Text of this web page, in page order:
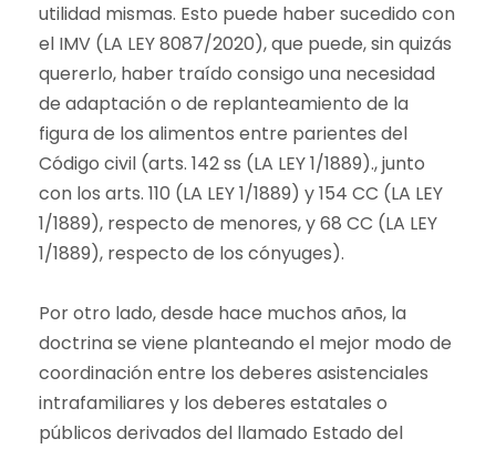
utilidad mismas. Esto puede haber sucedido con
el IMV (LA LEY 8087/2020), que puede, sin quizás
quererlo, haber traído consigo una necesidad
de adaptación o de replanteamiento de la
figura de los alimentos entre parientes del
Código civil (arts. 142 ss (LA LEY 1/1889)., junto
con los arts. 110 (LA LEY 1/1889) y 154 CC (LA LEY
1/1889), respecto de menores, y 68 CC (LA LEY
1/1889), respecto de los cónyuges).
Por otro lado, desde hace muchos años, la
doctrina se viene planteando el mejor modo de
coordinación entre los deberes asistenciales
intrafamiliares y los deberes estatales o
públicos derivados del llamado Estado del